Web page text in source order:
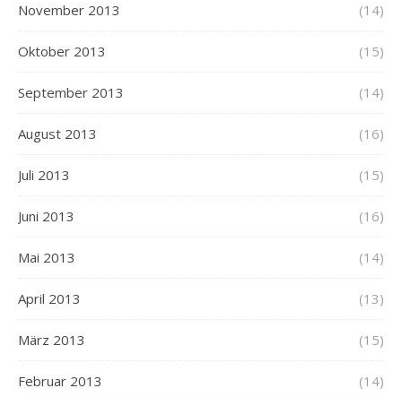
November 2013 (14)
Oktober 2013 (15)
September 2013 (14)
August 2013 (16)
Juli 2013 (15)
Juni 2013 (16)
Mai 2013 (14)
April 2013 (13)
März 2013 (15)
Februar 2013 (14)